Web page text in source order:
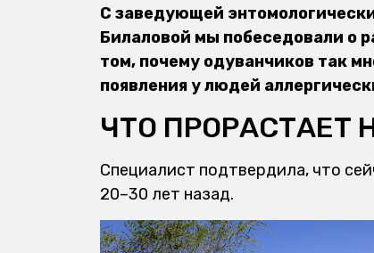
С заведующей
Билаловой мы побеседовали о
том, почему одуванчиков так
появления у людей
ЧТО ПРОРАСТАЕТ
Специалист подтвердила, что
20–30 лет назад.